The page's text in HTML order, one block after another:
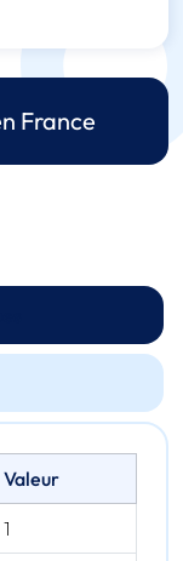
France
Valeur
1